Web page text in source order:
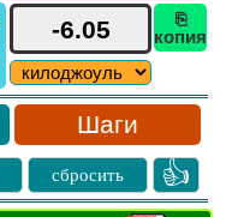
⎘
копия
Шаги
сбросить 👍